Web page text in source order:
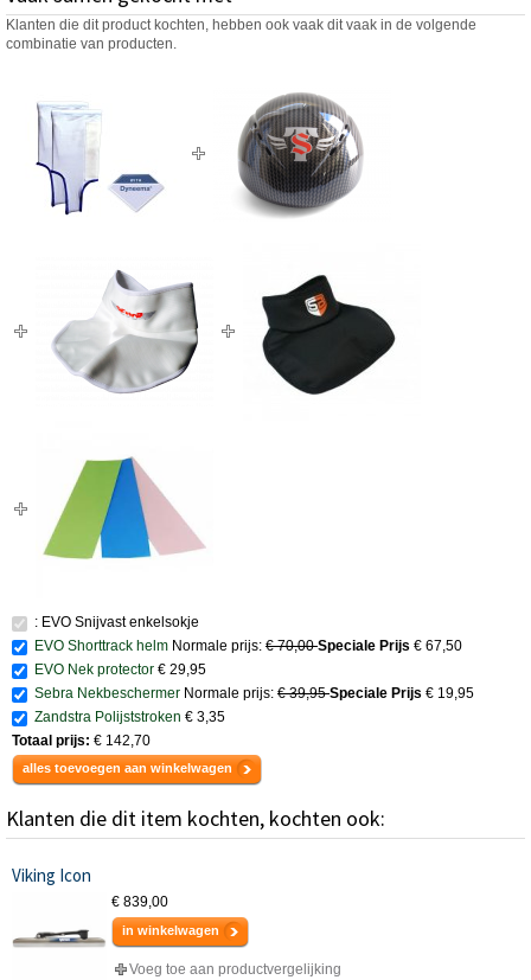
Klanten die dit product kochten, hebben ook vaak dit vaak in de volgende
combinatie van producten.
: EVO Snijvast enkelsokje
EVO Shorttrack helm Normale prijs: € 70,00Speciale Prijs € 67,50
EVO Nek protector € 29,95
Sebra Nekbeschermer Normale prijs: € 39,95Speciale Prijs € 19,95
Zandstra Polijststroken € 3,35
Totaal prijs: € 142,70
alles toevoegen aan winkelwagen
Klanten die dit item kochten, kochten ook:
Viking Icon
€ 839,00
in winkelwagen
Voeg toe aan productvergelijking